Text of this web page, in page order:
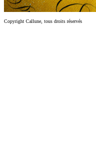
Copyright Callune, tous droits réservés